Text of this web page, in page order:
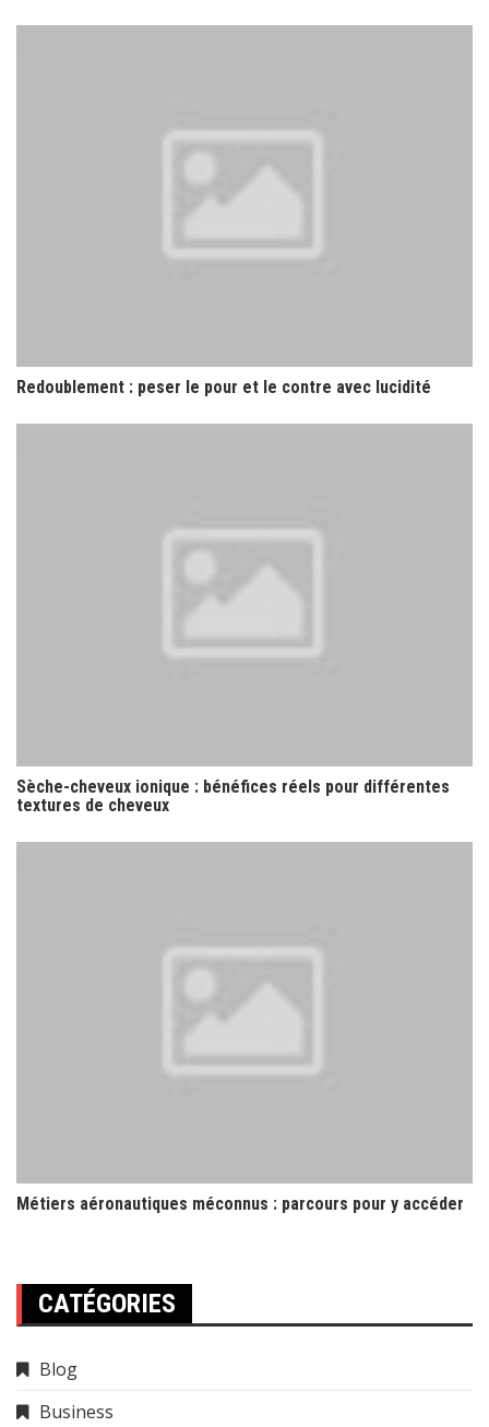
Redoublement : peser le pour et le contre avec lucidité
Sèche-cheveux ionique : bénéfices réels pour différentes
textures de cheveux
Métiers aéronautiques méconnus : parcours pour y accéder
CATÉGORIES
Blog
Business